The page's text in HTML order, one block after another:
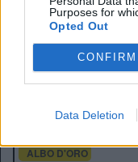
Purposes for
Opted Out
CONFIRM
Data Deletion
Anno di Fondazione:1892
Stadio:Anfield (45.276)
Presidente: Tom Werner
ALBO D'ORO